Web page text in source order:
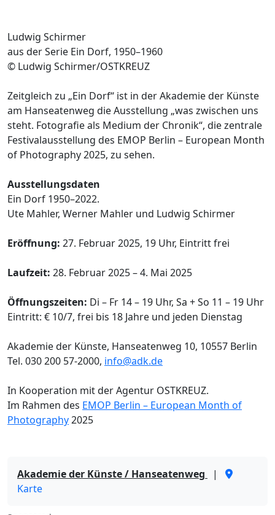
Ludwig Schirmer
aus der Serie Ein Dorf, 1950–1960
© Ludwig Schirmer/OSTKREUZ
Zeitgleich zu „Ein Dorf“ ist in der Akademie der Künste
am Hanseatenweg die Ausstellung „was zwischen uns
steht. Fotografie als Medium der Chronik“, die zentrale
Festivalausstellung des EMOP Berlin – European Month
of Photography 2025, zu sehen.
Ausstellungsdaten
Ein Dorf 1950–2022.
Ute Mahler, Werner Mahler und Ludwig Schirmer
Eröffnung: 27. Februar 2025, 19 Uhr, Eintritt frei
Laufzeit: 28. Februar 2025 – 4. Mai 2025
Öffnungszeiten: Di – Fr 14 – 19 Uhr, Sa + So 11 – 19 Uhr
Eintritt: € 10/7, frei bis 18 Jahre und jeden Dienstag
Akademie der Künste, Hanseatenweg 10, 10557 Berlin
Tel. 030 200 57-2000, info@adk.de
In Kooperation mit der Agentur OSTKREUZ.
Im Rahmen des EMOP Berlin – European Month of
Photography2025
Akademie der Künste / Hanseatenweg
|
Karte